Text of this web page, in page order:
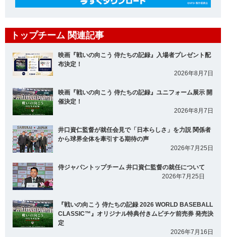
トップチーム 関連記事
映画『戦いの向こう 侍たちの記録』入場者プレゼント配
布決定！
2026年8月7日
映画『戦いの向こう 侍たちの記録』ユニフォーム展示 開
催決定！
2026年8月7日
井口資仁監督が就任会見で「日本らしさ」を力説 関係者
から球界全体を牽引する期待の声
2026年7月25日
侍ジャパントップチーム 井口資仁監督の就任について
2026年7月25日
『戦いの向こう 侍たちの記録 2026 WORLD BASEBALL
CLASSIC™』オリジナル特典付きムビチケ前売券 発売決
定
2026年7月16日